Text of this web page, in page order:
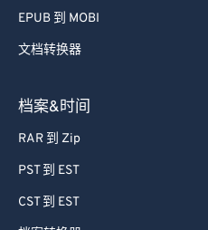
EPUB 到 MOBI
文档转换器
档案&时间
RAR 到 Zip
PST 到 EST
CST 到 EST